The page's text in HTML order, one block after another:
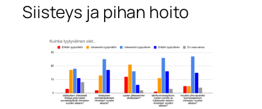
Siisteys ja pihan hoito